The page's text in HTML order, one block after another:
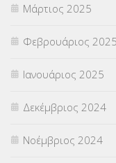
Μάρτιος 2025
Φεβρουάριος 2025
Ιανουάριος 2025
Δεκέμβριος 2024
Νοέμβριος 2024